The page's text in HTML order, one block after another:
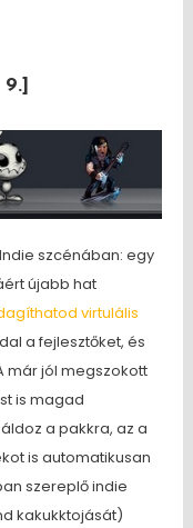
szcénában: egy
újabb hat
virtulális
a fejlesztőket, és
már jól megszokott
is magad
a pakkra, az a
is automatikusan
szereplő indie
kakukktojását)